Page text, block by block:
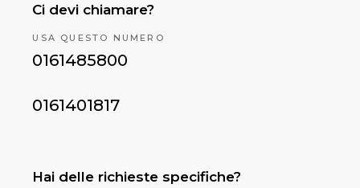
Ci devi chiamare?
USA QUESTO NUMERO
0161485800
0161401817
Hai delle richieste specifiche?